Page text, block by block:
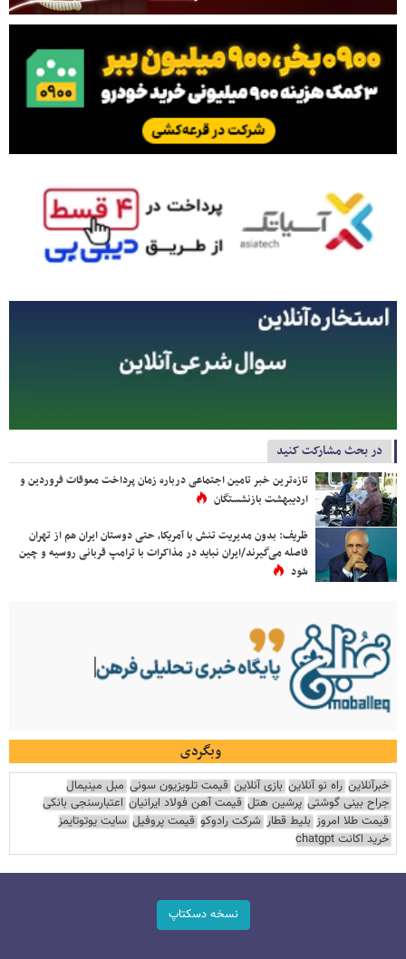
در بحث مشارکت کنید
تازه‌ترین خبر تامین اجتماعی درباره زمان پرداخت معوقات فروردین و
اردیبهشت بازنشستگان
ظریف: بدون مدیریت تنش با آمریکا، حتی دوستان ایران هم از تهران
فاصله می‌گیرند/ایران نباید در مذاکرات با ترامپ قربانی روسیه و چین
شود
وبگردی
خبرآنلاین راه نو آنلاین بازی آنلاین قیمت تلویزیون سونی مبل مینیمال
جراح بینی گوشتی پرشین هتل قیمت آهن فولاد ایرانیان اعتبارسنجی بانکی
قیمت طلا امروز بلیط قطار شرکت رادوکو قیمت پروفیل سایت یوتوتایمز
خرید اکانت chatgpt
نسخه دسکتاپ